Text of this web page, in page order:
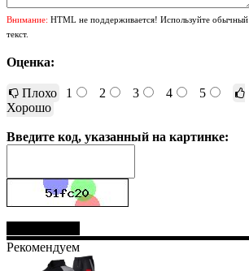
Внимание: HTML не поддерживается! Используйте обычный
текст.
Оценка:
Плохо 1 2 3 4
5
Хорошо
Введите код, указанный на картинке:
Рекомендуем